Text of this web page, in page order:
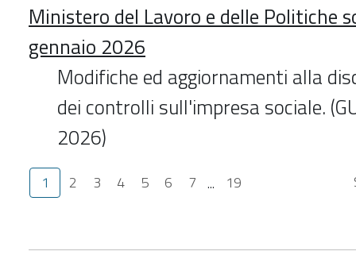
Ministero del Lavoro e delle Politiche
gennaio 2026
Modifiche ed aggiornamenti alla
dei controlli sull'impresa sociale.
2026)
1 2 3 4 5 6 7 ... 19